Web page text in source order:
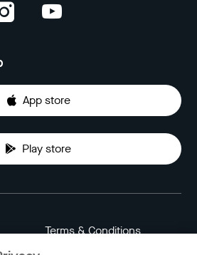
App store
Play store
Terms & Conditions